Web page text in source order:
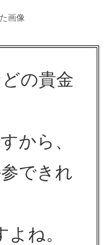
画像
の貴金
から、
できれ
ね。